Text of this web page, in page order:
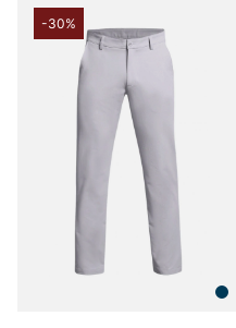
hjælper Under Armour dig
-30%